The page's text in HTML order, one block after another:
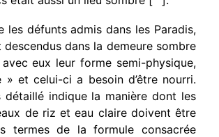
les défunts admis dans les Paradis,
dans la demeure sombre
eux leur forme semi-physique,
» et celui-ci a besoin d’être nourri.
détaillé indique la manière dont les
de riz et eau claire doivent être
termes de la formule consacrée